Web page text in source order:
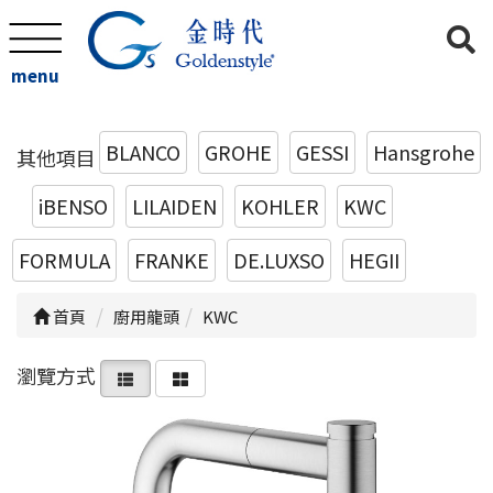
menu
其他項目 BLANCO GROHE GESSI
Hansgrohe
iBENSO
LILAIDEN KOHLER
KWC
FORMULA
FRANKE DE.LUXSO HEGII
首頁 廚用龍頭 KWC
瀏覽方式